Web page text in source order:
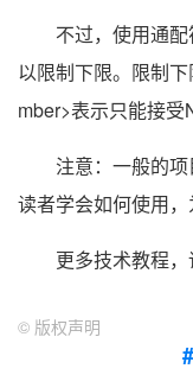
不过，使用通配
以限制下限。限制
mber>表示只能接受
注意：一般的项
读者学会如何使用，
更多技术教程，
© 版权声明